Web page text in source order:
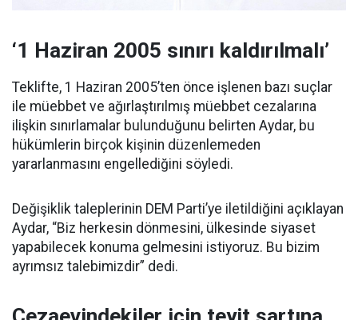
‘1 Haziran 2005 sınırı kaldırılmalı’
Teklifte, 1 Haziran 2005’ten önce işlenen bazı suçlar
ile müebbet ve ağırlaştırılmış müebbet cezalarına
ilişkin sınırlamalar bulunduğunu belirten Aydar, bu
hükümlerin birçok kişinin düzenlemeden
yararlanmasını engellediğini söyledi.
Değişiklik taleplerinin DEM Parti’ye iletildiğini açıklayan
Aydar, “Biz herkesin dönmesini, ülkesinde siyaset
yapabilecek konuma gelmesini istiyoruz. Bu bizim
ayrımsız talebimizdir” dedi.